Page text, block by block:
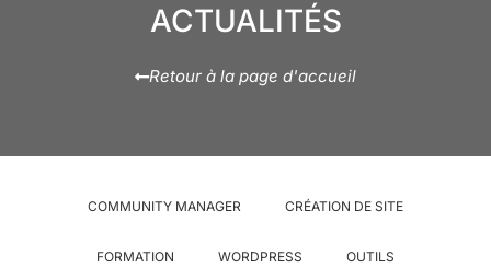
ACTUALITÉS
Retour à la page d'accueil
COMMUNITY MANAGER CRÉATION DE SITE
FORMATION WORDPRESS OUTILS